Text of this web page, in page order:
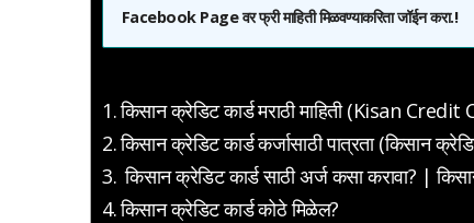
Facebook Page वर फ्री माहिती मिळवण्याकरिता जॉईन करा.!
किसान क्रेडिट कार्ड मराठी माहिती (Kisan
किसान क्रेडिट कार्ड कर्जासाठी पात्रता (किसान
किसान क्रेडिट कार्ड साठी अर्ज कसा करावा? |
किसान क्रेडिट कार्ड कोठे मिळेल?